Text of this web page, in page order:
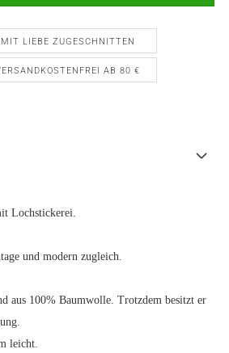
MIT LIEBE ZUGESCHNITTEN
AB 80 €
Lochstickerei.
und modern zugleich.
aus 100% Baumwolle. Trotzdem besitzt er
leicht.